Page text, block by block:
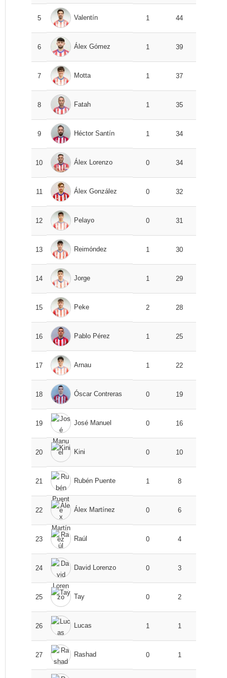
5 Valentín 1 44
6 Álex Gómez 1 39
7 Motta 1 37
8 Fatah 1 35
9 Héctor Santín 1 34
10 Álex Lorenzo 0 34
11 Álex González 0 32
12 Pelayo 0 31
13 Reimóndez 1 30
14 Jorge 1 29
15 Peke 2 28
16 Pablo Pérez 1 25
17 Arnau 1 22
18 Óscar Contreras 0 19
19 José Manuel 0 16
20 Kini 0 10
21 Rubén Puente 1 8
22 Álex Martínez 0 6
23 Raúl 0 4
24 David Lorenzo 0 3
25 Tay 0 2
26 Lucas 1 1
27 Rashad 0 1